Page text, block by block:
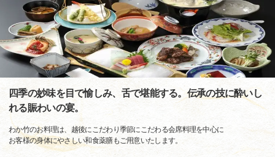
四季の妙味を目で愉しみ、舌で堪能する。伝承の技に酔いし
れる賑わいの宴。
わか竹のお料理は、越後にこだわり季節にこだわる会席料理を中心に
お客様の身体にやさしい和食薬膳もご用意いたします。